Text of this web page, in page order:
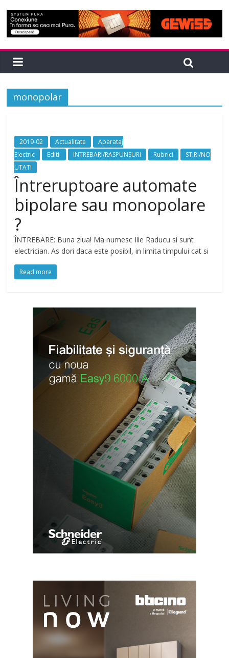
monopolar
2019-02 Actualitate
Aparataj
Electric
Editii INTREBARI/RASPUNSURI Rubrici
STIRI/NO
UTATI
Întreruptoare automate
bipolare sau monopolare
?
ÎNTREBARE: Buna ziua! Ma numesc Ilie Raducu si sunt
electrician. As dori daca este posibil, in limita timpului cat si
Read more